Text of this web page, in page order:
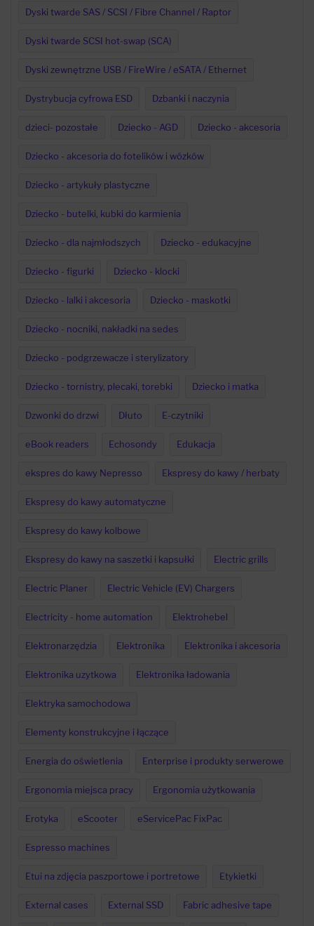
Dyski twarde SAS / SCSI / Fibre Channel / Raptor
Dyski twarde SCSI hot-swap (SCA)
Dyski zewnętrzne USB / FireWire / eSATA / Ethernet
Dystrybucja cyfrowa ESD Dzbanki i naczynia
dzieci- pozostałe Dziecko - AGD Dziecko - akcesoria
Dziecko - akcesoria do fotelików i wózków
Dziecko - artykuły plastyczne
Dziecko - butelki, kubki do karmienia
Dziecko - dla najmłodszych Dziecko - edukacyjne
Dziecko - figurki Dziecko - klocki
Dziecko - lalki i akcesoria Dziecko - maskotki
Dziecko - nocniki, nakładki na sedes
Dziecko - podgrzewacze i sterylizatory
Dziecko - tornistry, plecaki, torebki Dziecko i matka
Dzwonki do drzwi Dłuto E-czytniki
eBook readers Echosondy Edukacja
ekspres do kawy Nepresso Ekspresy do kawy / herbaty
Ekspresy do kawy automatyczne
Ekspresy do kawy kolbowe
Ekspresy do kawy na saszetki i kapsułki Electric grills
Electric Planer Electric Vehicle (EV) Chargers
Electricity - home automation Elektrohebel
Elektronarzędzia Elektronika Elektronika i akcesoria
Elektronika uzytkowa Elektronika ładowania
Elektryka samochodowa
Elementy konstrukcyjne i łączące
Energia do oświetlenia Enterprise i produkty serwerowe
Ergonomia miejsca pracy Ergonomia użytkowania
Erotyka eScooter eServicePac FixPac
Espresso machines
Etui na zdjęcia paszportowe i portretowe Etykietki
External cases External SSD Fabric adhesive tape